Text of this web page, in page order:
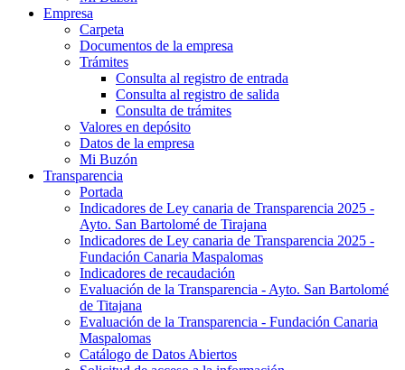
Empresa
Carpeta
Documentos de la empresa
Trámites
Consulta al registro de entrada
Consulta al registro de salida
Consulta de trámites
Valores en depósito
Datos de la empresa
Mi Buzón
Transparencia
Portada
Indicadores de Ley canaria de Transparencia 2025 -
Ayto. San Bartolomé de Tirajana
Indicadores de Ley canaria de Transparencia 2025 -
Fundación Canaria Maspalomas
Indicadores de recaudación
Evaluación de la Transparencia - Ayto. San Bartolomé
de Titajana
Evaluación de la Transparencia - Fundación Canaria
Maspalomas
Catálogo de Datos Abiertos